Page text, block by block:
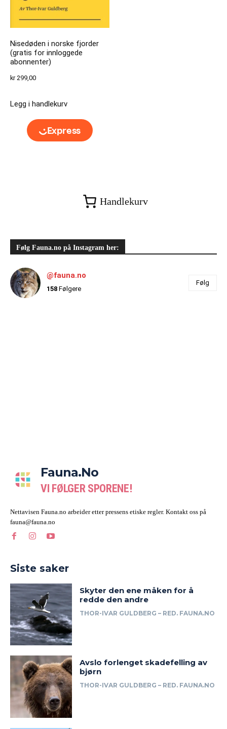
Nisedøden i norske fjorder
(gratis for innloggede
abonnenter)
kr299,00
Legg i handlekurv
Handlekurv
Følg Fauna.no på Instagram her:
@fauna.no
158 Følgere
Følg
Fauna.no
VI FØLGER SPORENE!
Nettavisen Fauna.no arbeider etter pressens etiske regler. Kontakt oss på
fauna@fauna.no
Siste saker
Skyter den ene måken for å
redde den andre
THOR-IVAR GULDBERG – RED. FAUNA.NO
Avslo forlenget skadefelling av
bjørn
THOR-IVAR GULDBERG – RED. FAUNA.NO